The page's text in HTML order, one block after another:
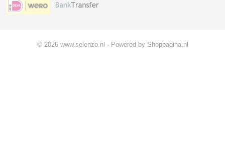
© 2026 www.selenzo.nl - Powered by Shoppagina.nl